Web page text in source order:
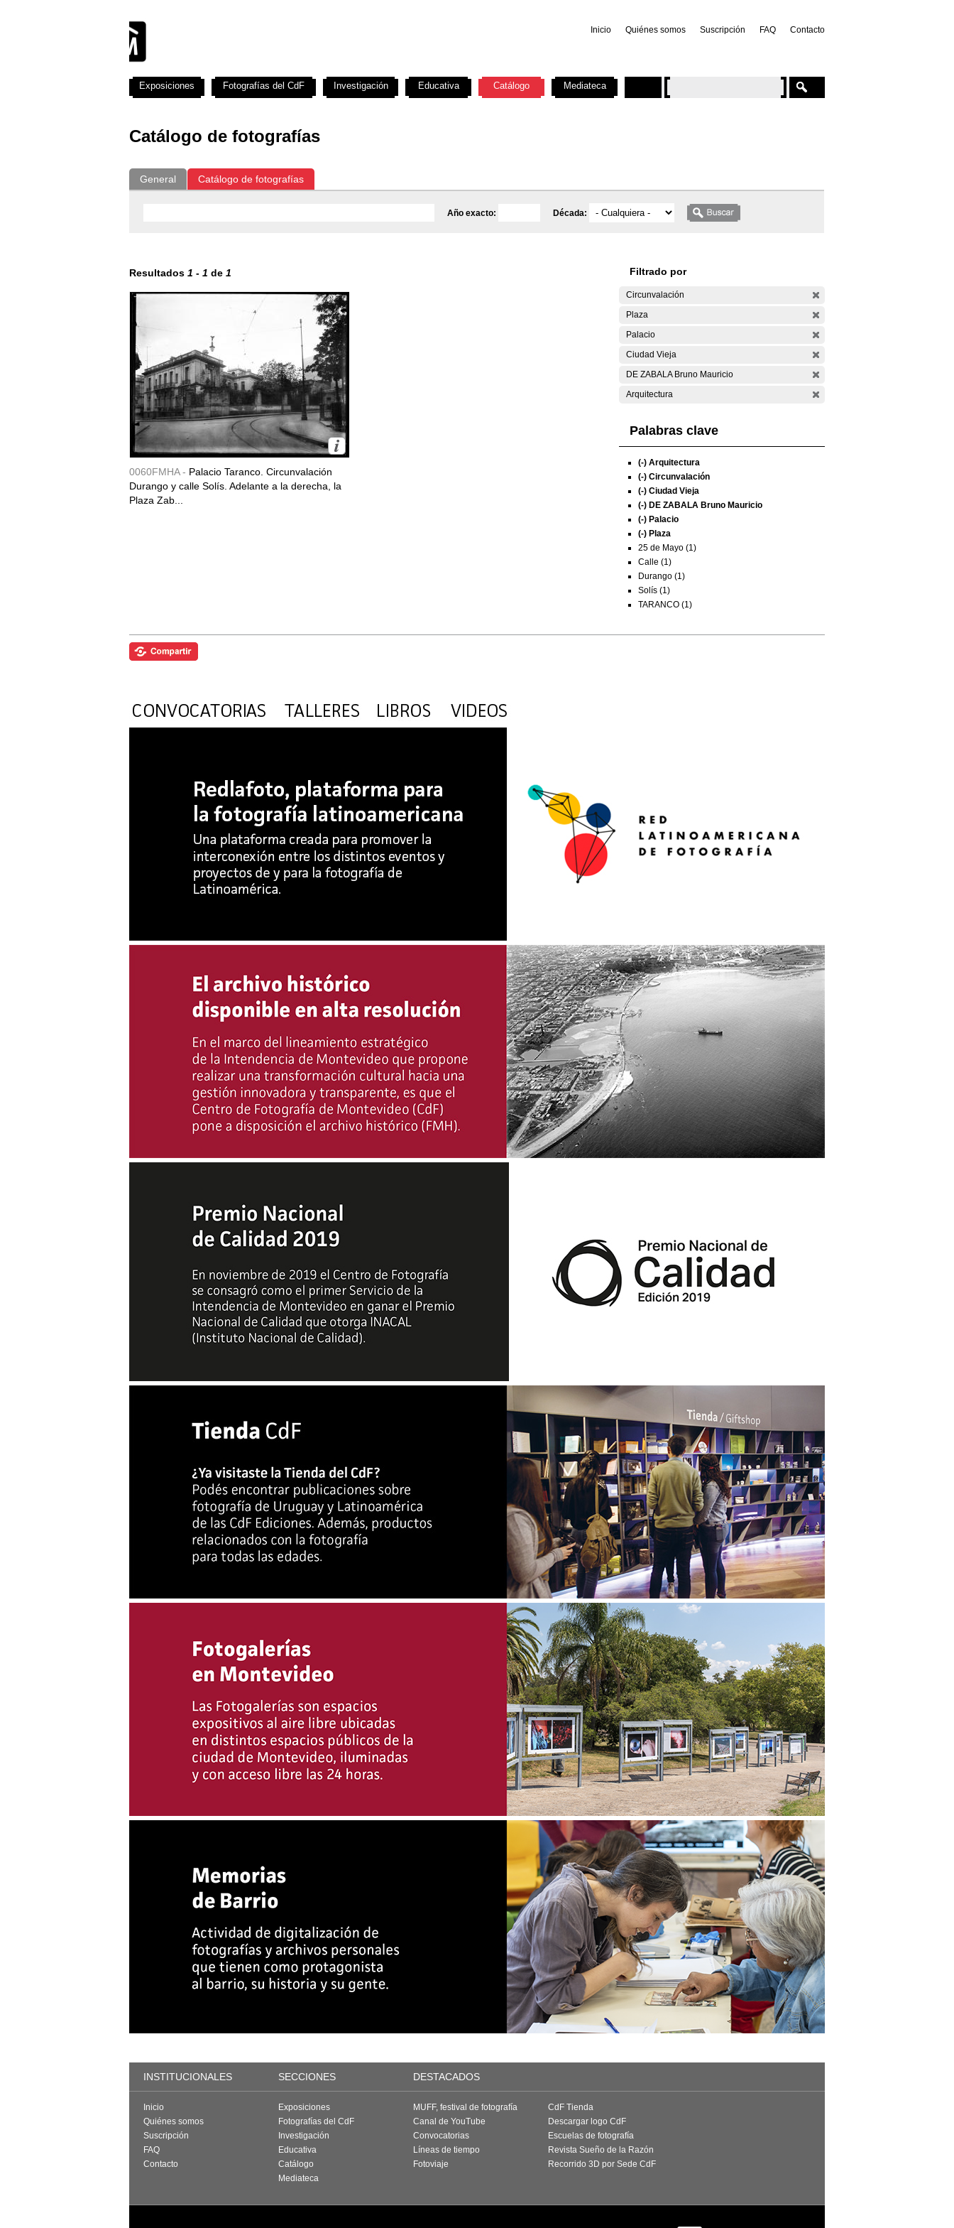
Inicio Quiénes somos Suscripción FAQ Contacto
Catálogo de fotografías
General Catálogo de fotografías
Año exacto: Década:
Resultados 1 - 1 de 1
0060FMHA - Palacio Taranco. Circunvalación
Durango y calle Solís. Adelante a la derecha, la
Plaza Zab...
Filtrado por
Circunvalación
Plaza
Palacio
Ciudad Vieja
DE ZABALA Bruno Mauricio
Arquitectura
Palabras clave
(-) Arquitectura
(-) Circunvalación
(-) Ciudad Vieja
(-) DE ZABALA Bruno Mauricio
(-) Palacio
(-) Plaza
25 de Mayo (1)
Calle (1)
Durango (1)
Solís (1)
TARANCO (1)
Exposiciones Fotografías del CdF Investigación Educativa Catálogo Mediateca
INSTITUCIONALES SECCIONES DESTACADOS
Inicio
Quiénes somos
Suscripción
FAQ
Contacto
Exposiciones
Fotografías del CdF
Investigación
Educativa
Catálogo
Mediateca
MUFF, festival de fotografía
Canal de YouTube
Convocatorias
Líneas de tiempo
Fotoviaje
CdF Tienda
Descargar logo CdF
Escuelas de fotografía
Revista Sueño de la Razón
Recorrido 3D por Sede CdF